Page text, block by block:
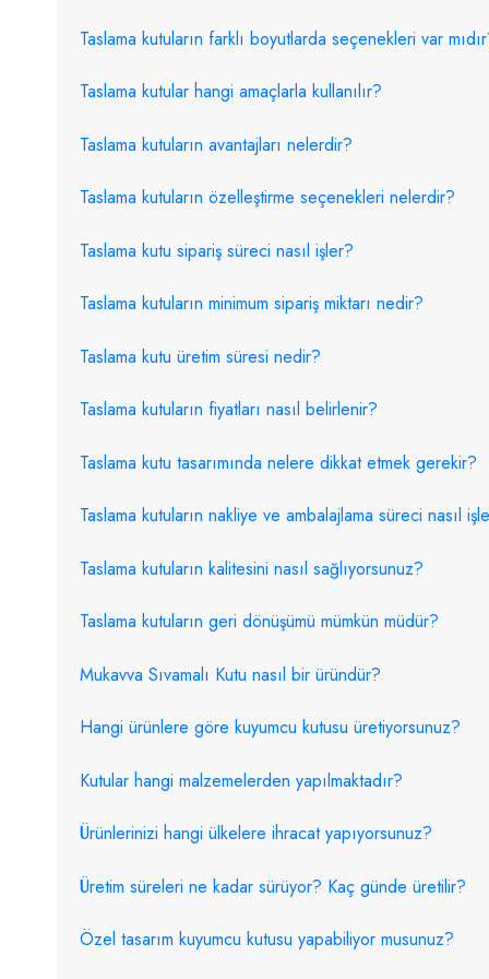
Taslama kutuların farklı boyutlarda seçenekleri var
Taslama kutular hangi amaçlarla kullanılır?
Taslama kutuların avantajları nelerdir?
Taslama kutuların özelleştirme seçenekleri nelerdir?
Taslama kutu sipariş süreci nasıl işler?
Taslama kutuların minimum sipariş miktarı nedir?
Taslama kutu üretim süresi nedir?
Taslama kutuların fiyatları nasıl belirlenir?
Taslama kutu tasarımında nelere dikkat etmek gerekir?
Taslama kutuların nakliye ve ambalajlama süreci nasıl
Taslama kutuların kalitesini nasıl sağlıyorsunuz?
Taslama kutuların geri dönüşümü mümkün müdür?
Mukavva Sıvamalı Kutu nasıl bir üründür?
Hangi ürünlere göre kuyumcu kutusu üretiyorsunuz?
Kutular hangi malzemelerden yapılmaktadır?
Ürünlerinizi hangi ülkelere ihracat yapıyorsunuz?
Üretim süreleri ne kadar sürüyor? Kaç günde üretilir?
Özel tasarım kuyumcu kutusu yapabiliyor musunuz?